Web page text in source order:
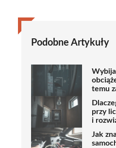
Podobne Artykuły
temu
przy
i
Jak